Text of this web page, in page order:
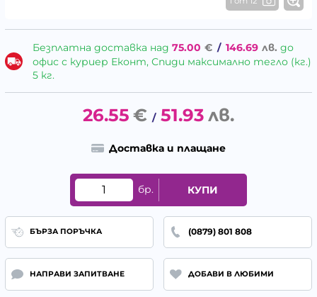
Безплатна доставка над 75.00 € / 146.69 лв. до
офис с куриер Еконт, Спиди максимално тегло (кг.)
5 кг.
26.55 € / 51.93 лв.
Доставка и плащане
бр. КУПИ
БЪРЗА ПОРЪЧКА (0879) 801 808
НАПРАВИ ЗАПИТВАНЕ ДОБАВИ В ЛЮБИМИ